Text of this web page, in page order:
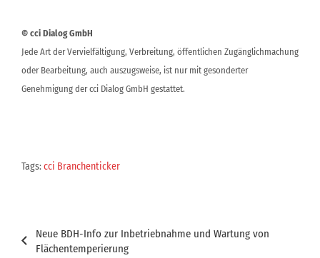
© cci Dialog GmbH
Jede Art der Vervielfältigung, Verbreitung, öffentlichen Zugänglichmachung
oder Bearbeitung, auch auszugsweise, ist nur mit gesonderter
Genehmigung der cci Dialog GmbH gestattet.
Tags:cci Branchenticker
Neue BDH-Info zur Inbetriebnahme und Wartung von
Flächentemperierung